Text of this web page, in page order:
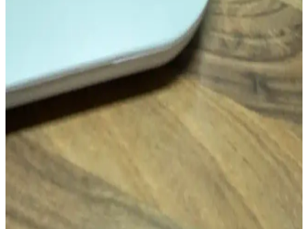
Yapımı ve Metalik Görünüm Teknikleri
Polimer kil kullanılarak yapılan Wall-E minyatür modeli, metalik
boya ve alkol bazlı kalem teknikleriyle gerçekçi ve detaylı bir
görünüm kazanıyor. Küçük boyutta güçlü ifadeler yaratılıyor.
Polimer Kil, Taklit Kürk ve Pan Pastel ile Minyatür
Sanatında Gerçekçilik Yaratma Teknikleri
Minyatür figür yapımında polimer kil, taklit kürk ve pan pastel
malzemeleri kullanılarak gerçekçi ve detaylı eserler
oluşturulmaktadır. Teknikler ve uygulama süreçleri detaylıca ele
Polimer Kil ile Çakmak Kılıfı Yapımı: Teknikler,
Malzemeler ve Deneyimler